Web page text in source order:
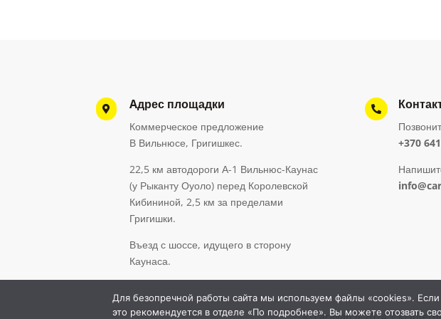
 Aдрес площадки
Коммерческое предложение
В Вильнюсе, Григишкес.
22,5 км автодороги А-1 Вильнюс-Каунас
(у Рыканту Оуоло) перед Королевской
Кибининой, 2,5 км за пределами
Григишки.
Въезд с шоссе, идущего в сторону
Каунаса.

+370
Для безопречной работы сайта мы используем файлы «cookies».
это рекомендуется в отделе «По подробнее». Вы можете отозвать